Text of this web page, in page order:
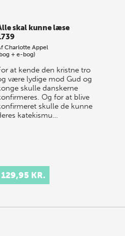
så sæt kryds i kalenderen
skal kunne læse
Charlotte Appel
+ e-bog)
at kende den kristne tro
være lydige mod Gud og
skulle danskerne
Og for at blive
skulle de kunne
katekismu…
129,95 KR.